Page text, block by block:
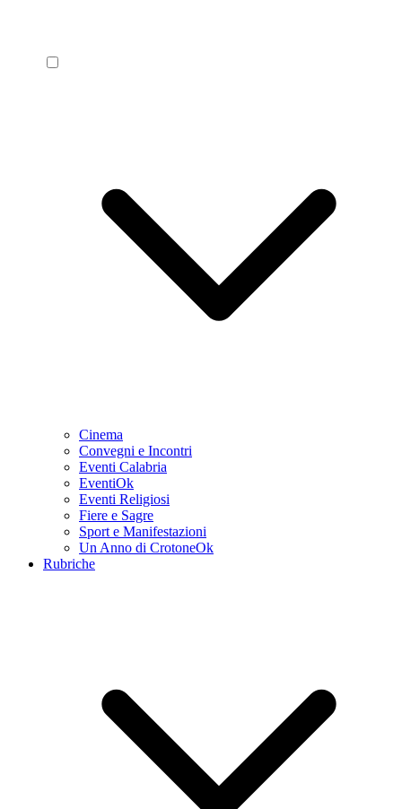
Cinema
Convegni e Incontri
Eventi Calabria
EventiOk
Eventi Religiosi
Fiere e Sagre
Sport e Manifestazioni
Un Anno di CrotoneOk
Rubriche